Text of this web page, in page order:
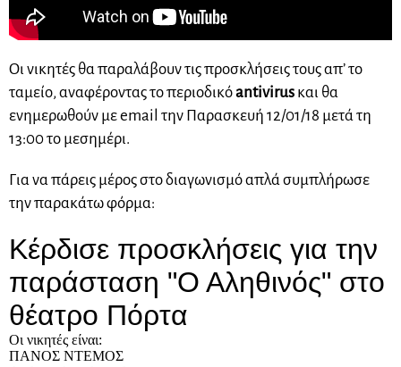
Οι νικητές θα παραλάβουν τις προσκλήσεις τους απ’ το
ταμείο, αναφέροντας το περιοδικόantivirus και θα
ενημερωθούν με email την Παρασκευή 12/01/18 μετά τη
13:00 το μεσημέρι.
Για να πάρεις μέρος στο διαγωνισμό απλά συμπλήρωσε
την παρακάτω φόρμα: